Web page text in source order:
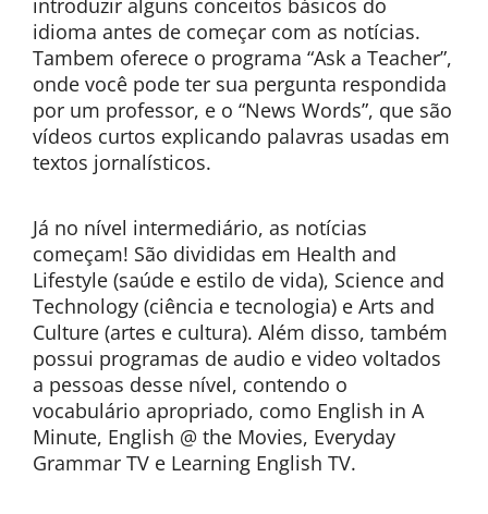
introduzir alguns conceitos básicos do
idioma antes de começar com as notícias.
Tambem oferece o programa “Ask a Teacher”,
onde você pode ter sua pergunta respondida
por um professor, e o “News Words”, que são
vídeos curtos explicando palavras usadas em
textos jornalísticos.
Já no nível intermediário, as notícias
começam! São divididas em Health and
Lifestyle (saúde e estilo de vida), Science and
Technology (ciência e tecnologia) e Arts and
Culture (artes e cultura). Além disso, também
possui programas de audio e video voltados
a pessoas desse nível, contendo o
vocabulário apropriado, como English in A
Minute, English @ the Movies, Everyday
Grammar TV e Learning English TV.